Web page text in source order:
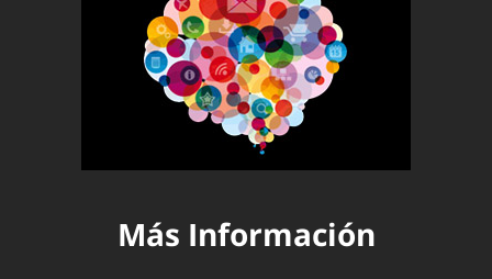
Más Información